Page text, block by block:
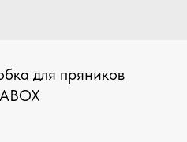
для пряников